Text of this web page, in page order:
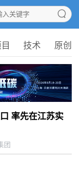
技术 原创
率先在江苏实
团